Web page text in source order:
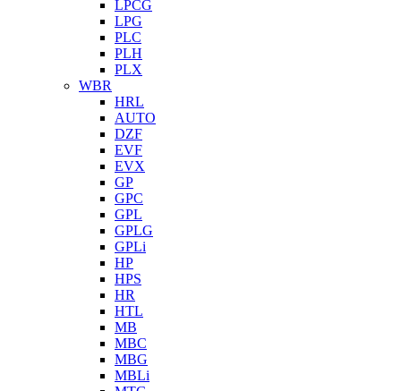
LPCG
LPG
PLC
PLH
PLX
WBR
HRL
AUTO
DZF
EVF
EVX
GP
GPC
GPL
GPLG
GPLi
HP
HPS
HR
HTL
MB
MBC
MBG
MBLi